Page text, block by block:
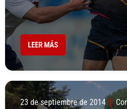
LEER MÁS
23 de septiembre de 2014